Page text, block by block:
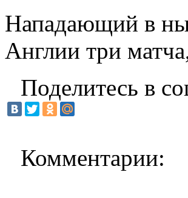
Нападающий в
Англии три
Поделитесь в
Комментарии: